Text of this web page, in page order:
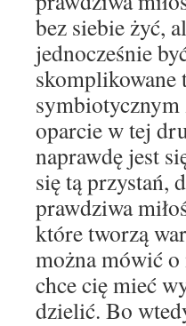
bez siebie żyć,
jednocześnie
skomplikowane
symbiotycznym
oparcie w tej
naprawdę jest
się tą przystań,
prawdziwa
które tworzą
można mówić
chce cię mieć
dzielić. Bo